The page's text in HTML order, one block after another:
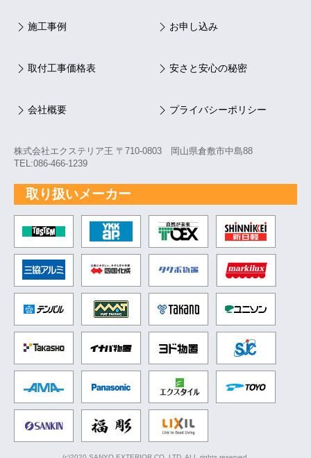
施工事例 お申し込み
取付工事価格表 安さと安心の秘密
会社概要 プライバシーポリシー
株式会社エクステリア王 〒710-0803 岡山県倉敷市中島88
TEL:086-466-1239
取り扱いメーカー
TOSTEM トステム
YKK 自然が未来 TOEX
三協アルミ タクボ物置
テンパル
ヨド物置
パナソニック
SANKIN 福彫